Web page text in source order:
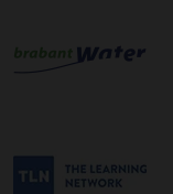
om hier een
uw zending
uur in de ochtend
wilt maken kunt u